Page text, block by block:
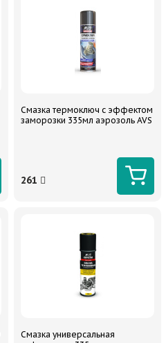
Смазка термоключ с эффектом
заморозки 335мл аэрозоль AVS
261
Смазка универсальная